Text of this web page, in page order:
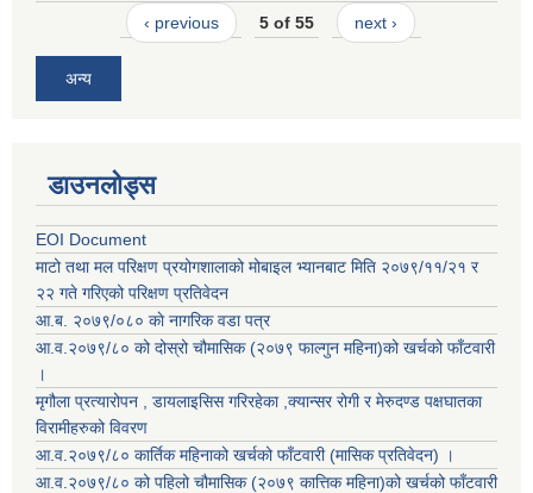
‹ previous
5 of 55 next ›
अन्य
डाउनलोड्स
EOI Document
माटो तथा मल परिक्षण प्रयोगशालाको मोबाइल भ्यानबाट मिति २०७९/११/२१ र
२२ गते गरिएको परिक्षण प्रतिवेदन
आ.ब. २०७९/०८० काे नागरिक वडा पत्र
आ.व.२०७९/८० को दोस्रो चौमासिक (२०७९ फाल्गुन महिना)को खर्चको फाँटवारी
।
मृगौला प्रत्यारोपन , डायलाइसिस गरिरहेका ,क्यान्सर रोगी र मेरुदण्ड पक्षघातका
विरामीहरुको विवरण
आ.व.२०७९/८० कार्तिक महिनाको खर्चको फाँटवारी (मासिक प्रतिवेदन) ।
आ.व.२०७९/८० को पहिलो चौमासिक (२०७९ कात्तिक महिना)को खर्चको फाँटवारी